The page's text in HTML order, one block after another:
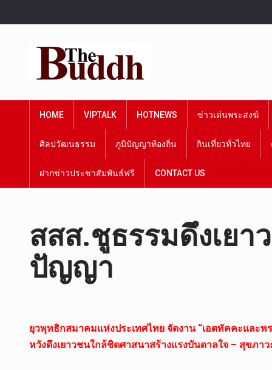
HOME VIPTALK HOTNEWS ข่าวเด่นพระสงฆ์
ศิลปวัฒนธรรม ภูมิปัญญาท้องถิ่น กินเที่ยวทั่วไทย
ฝากข่าวประชาสัมพันธ์ฟรี CONTACT US
สสส.ชูธรรมดึงเย
ปัญญา
ยุวพุทธิกสมาคมแห่งประเทศไทย จัดงาน “เอตทัคคะและ
หวังดึงเยาวชนใกล้ชิดศาสนาสร้างแรงบันดาลใจ – สุขภา